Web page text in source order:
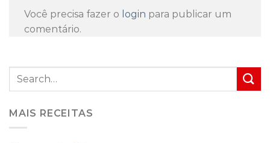
Você precisa fazer o login para publicar um
comentário.
MAIS RECEITAS